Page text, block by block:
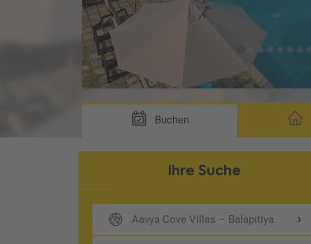
Buchen
Ihre Suche
Aavya Cove Villas – Balapitiya